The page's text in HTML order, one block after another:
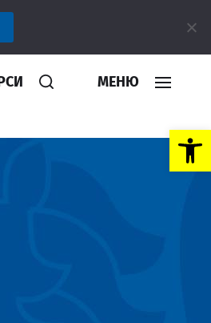
Open toolbar
администрация Пловдив
МЕНЮ